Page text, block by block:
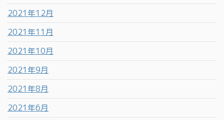
2021年12月
2021年11月
2021年10月
2021年9月
2021年8月
2021年6月